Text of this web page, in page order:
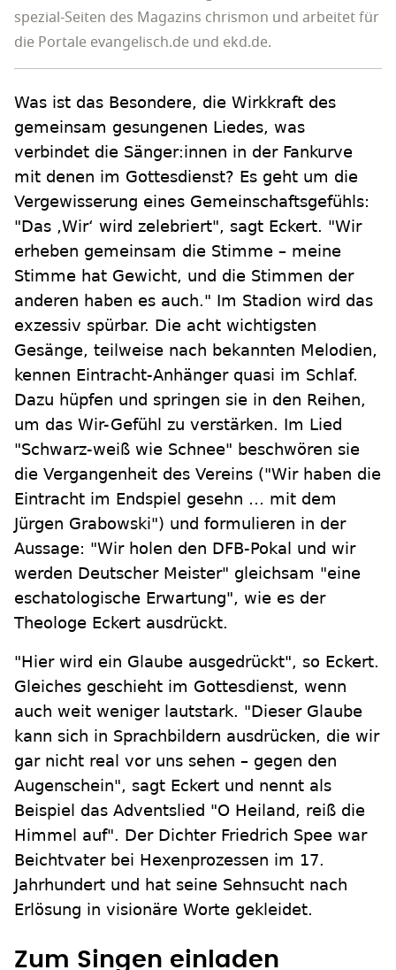
spezial-Seiten des Magazins chrismon und arbeitet für
die Portale evangelisch.de und ekd.de.
Was ist das Besondere, die Wirkkraft des
gemeinsam gesungenen Liedes, was
verbindet die Sänger:innen in der Fankurve
mit denen im Gottesdienst? Es geht um die
Vergewisserung eines Gemeinschaftsgefühls:
"Das ‚Wir‘ wird zelebriert", sagt Eckert. "Wir
erheben gemeinsam die Stimme – meine
Stimme hat Gewicht, und die Stimmen der
anderen haben es auch." Im Stadion wird das
exzessiv spürbar. Die acht wichtigsten
Gesänge, teilweise nach bekannten Melodien,
kennen Eintracht-Anhänger quasi im Schlaf.
Dazu hüpfen und springen sie in den Reihen,
um das Wir-Gefühl zu verstärken. Im Lied
"Schwarz-weiß wie Schnee" beschwören sie
die Vergangenheit des Vereins ("Wir haben die
Eintracht im Endspiel gesehn … mit dem
Jürgen Grabowski") und formulieren in der
Aussage: "Wir holen den DFB-Pokal und wir
werden Deutscher Meister" gleichsam "eine
eschatologische Erwartung", wie es der
Theologe Eckert ausdrückt.
"Hier wird ein Glaube ausgedrückt", so Eckert.
Gleiches geschieht im Gottesdienst, wenn
auch weit weniger lautstark. "Dieser Glaube
kann sich in Sprachbildern ausdrücken, die wir
gar nicht real vor uns sehen – gegen den
Augenschein", sagt Eckert und nennt als
Beispiel das Adventslied "O Heiland, reiß die
Himmel auf". Der Dichter Friedrich Spee war
Beichtvater bei Hexenprozessen im 17.
Jahrhundert und hat seine Sehnsucht nach
Erlösung in visionäre Worte gekleidet.
Zum Singen einladen